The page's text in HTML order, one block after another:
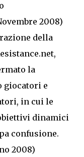
2008)
della
la
giocatori e
in cui le
dinamici
confusione.
2008)